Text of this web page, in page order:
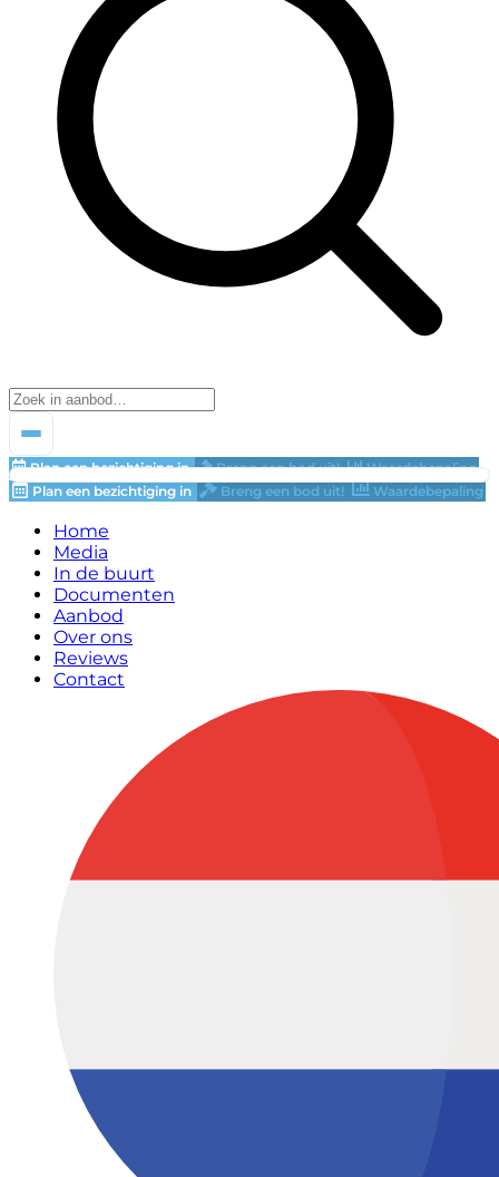
Plan een bezichtiging in Breng een bod uit!
Waardebepaling
Plan een bezichtiging in
Breng een bod uit! Waardebepaling
Home
Media
In de buurt
Documenten
Aanbod
Over ons
Reviews
Contact